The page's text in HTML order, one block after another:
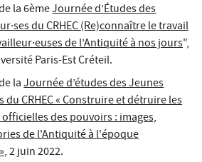
la 6èmeJournée d’Études des
du CRHEC (Re)connaître le travail
de l’Antiquité à nos jours",
Paris-Est Créteil.
laJournée d’études des Jeunes
du CRHEC « Construire et détruire les
des pouvoirs : images,
de l'Antiquité à l'époque
, 2 juin 2022.